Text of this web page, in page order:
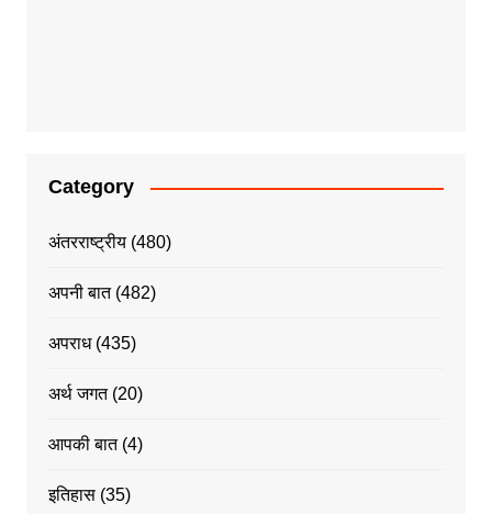
Category
अंतरराष्ट्रीय(480)
अपनी बात(482)
अपराध(435)
अर्थ जगत(20)
आपकी बात(4)
इतिहास(35)